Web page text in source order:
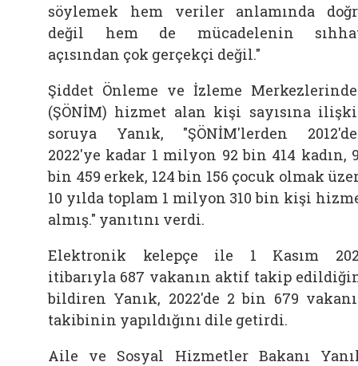
söylemek hem veriler anlamında
değil hem de mücadelenin
açısından çok gerçekçi değil."
Şiddet Önleme ve İzleme
(ŞÖNİM) hizmet alan kişi sayısına
soruya Yanık, "ŞÖNİM'lerden
2022'ye kadar 1 milyon 92 bin 414 kadın,
bin 459 erkek, 124 bin 156 çocuk olmak
10 yılda toplam 1 milyon 310 bin kişi
almış." yanıtını verdi.
Elektronik kelepçe ile 1 Kasım
itibarıyla 687 vakanın aktif takip
bildiren Yanık, 2022'de 2 bin 679
takibinin yapıldığını dile getirdi.
Aile ve Sosyal Hizmetler Bakanı